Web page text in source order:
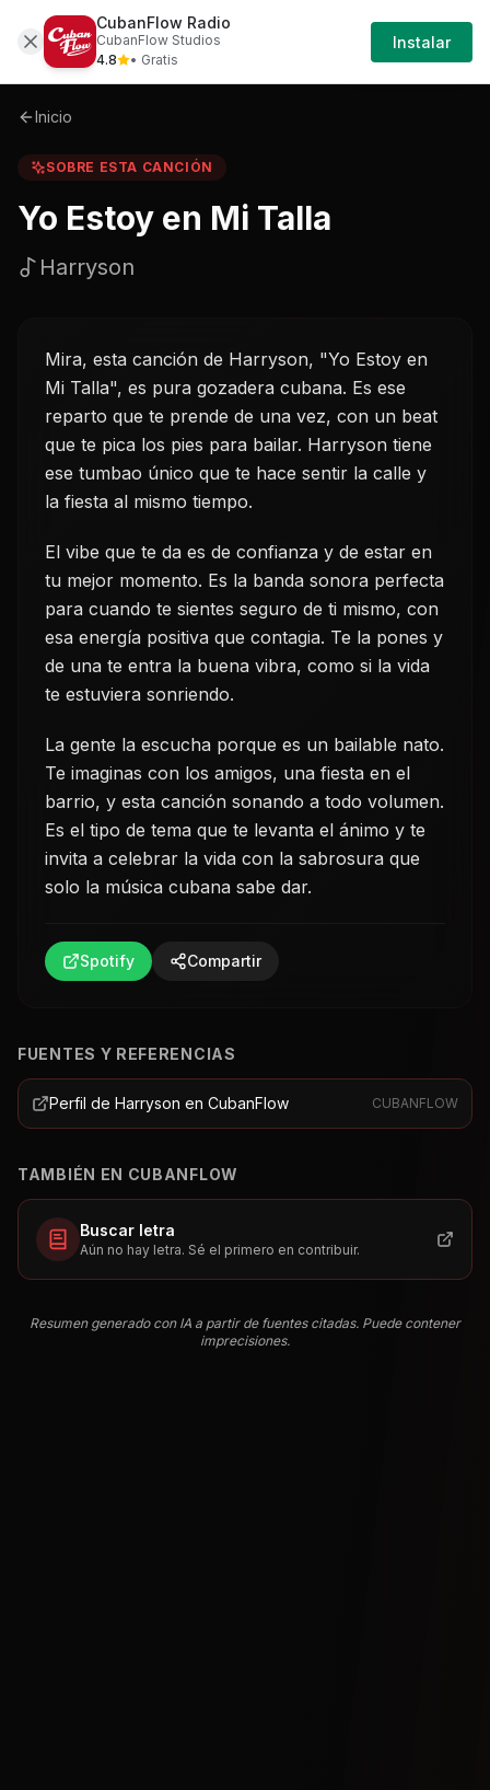
Sobre Yo-estoy-en-mi-talla-harryson
Iniciar
Sesión
Inicio
SOBRE ESTA CANCIÓN
Yo Estoy en Mi Talla
Harryson
Mira, esta canción de Harryson, "Yo Estoy en
Mi Talla", es pura gozadera cubana. Es ese
reparto que te prende de una vez, con un beat
que te pica los pies para bailar. Harryson tiene
ese tumbao único que te hace sentir la calle y
la fiesta al mismo tiempo.
El vibe que te da es de confianza y de estar en
tu mejor momento. Es la banda sonora perfecta
para cuando te sientes seguro de ti mismo, con
esa energía positiva que contagia. Te la pones y
de una te entra la buena vibra, como si la vida
te estuviera sonriendo.
La gente la escucha porque es un bailable nato.
Te imaginas con los amigos, una fiesta en el
barrio, y esta canción sonando a todo volumen.
Es el tipo de tema que te levanta el ánimo y te
invita a celebrar la vida con la sabrosura que
solo la música cubana sabe dar.
Spotify Compartir
FUENTES Y REFERENCIAS
Perfil de Harryson en CubanFlow CUBANFLOW
TAMBIÉN EN CUBANFLOW
Buscar letra
Aún no hay letra. Sé el primero en contribuir.
Resumen generado con IA a partir de fuentes citadas. Puede contener
imprecisiones.
CubanFlow Radio
CubanFlow Studios
4.8
• Gratis
Instalar